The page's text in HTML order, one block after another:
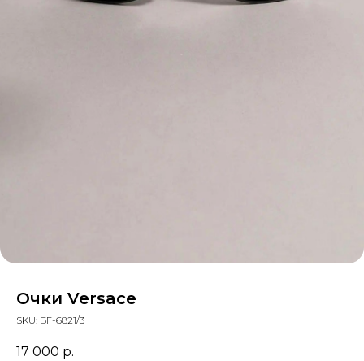
Очки Versace
SKU: БГ-6821/3
17 000 р.